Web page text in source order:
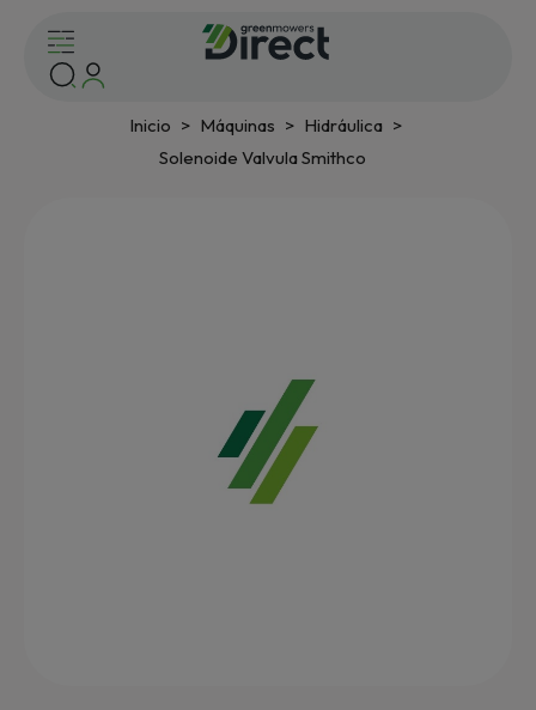
Inicio Máquinas
Hidráulica
Solenoide Valvula Smithco